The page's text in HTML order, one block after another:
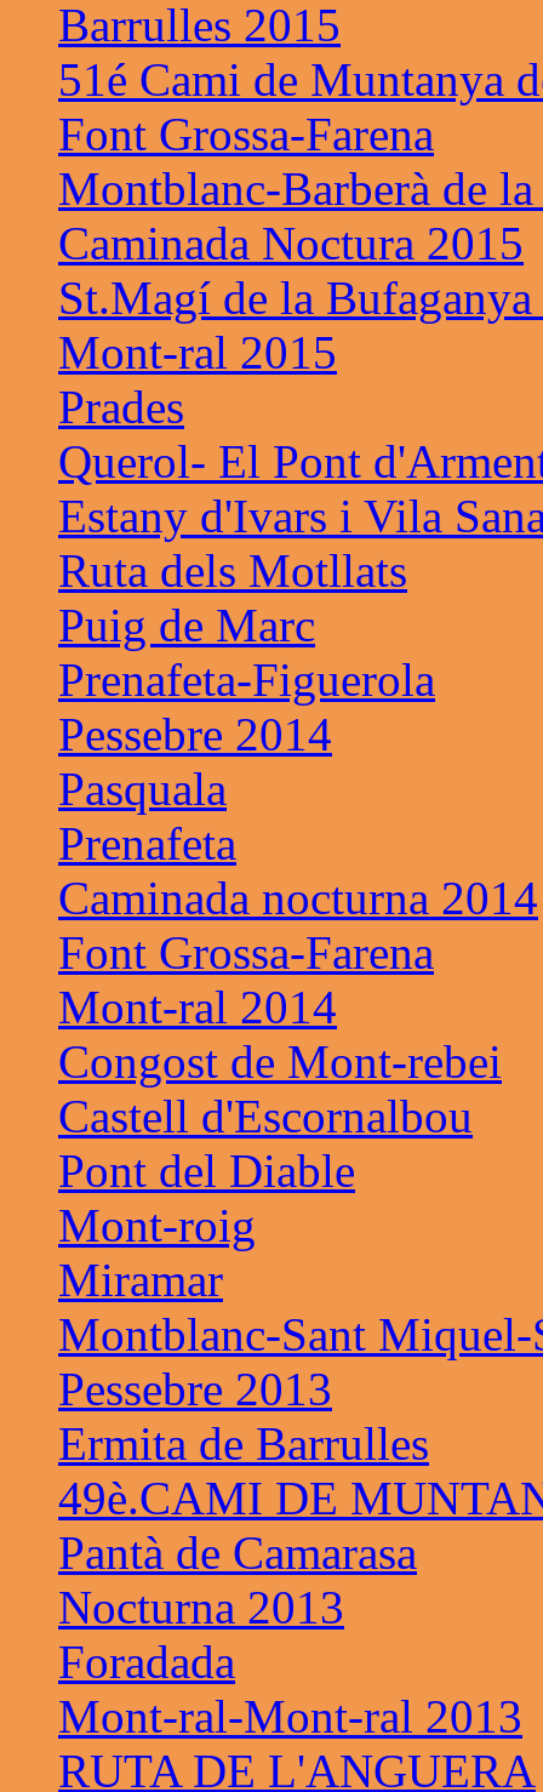
Barrulles 2015
51é Cami de Muntanya
Font Grossa-Farena
Montblanc-Barberà de la
Caminada Noctura 2015
St.Magí de la
Mont-ral 2015
Prades
Querol- El Pont
Estany d'Ivars i Vila
Ruta dels Motllats
Puig de Marc
Prenafeta-Figuerola
Pessebre 2014
Pasquala
Prenafeta
Caminada nocturna 2014
Font Grossa-Farena
Mont-ral 2014
Congost de Mont-rebei
Castell d'Escornalbou
Pont del Diable
Mont-roig
Miramar
Montblanc-Sant
Pessebre 2013
Ermita de Barrulles
49è.CAMI DE
Pantà de Camarasa
Nocturna 2013
Foradada
Mont-ral-Mont-ral 2013
RUTA DE L'ANGUERA